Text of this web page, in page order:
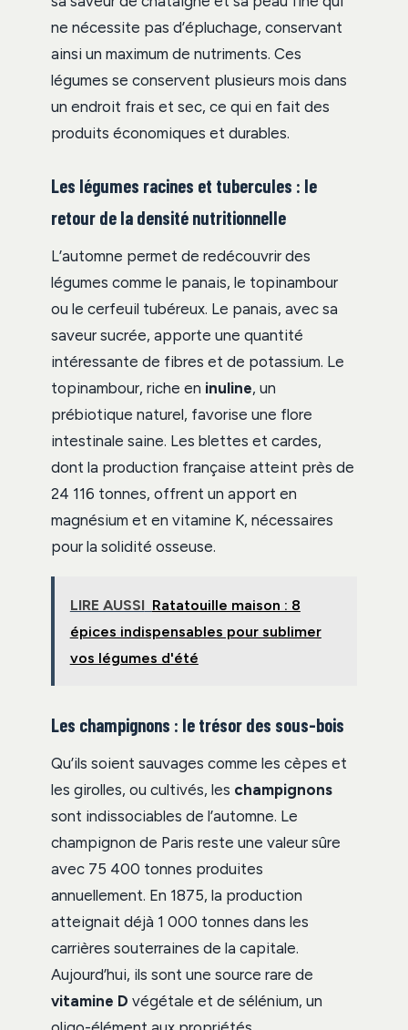
ne nécessite pas d’épluchage, conservant
ainsi un maximum de nutriments. Ces
légumes se conservent plusieurs mois dans
un endroit frais et sec, ce qui en fait des
produits économiques et durables.
Les légumes racines et tubercules : le
retour de la densité nutritionnelle
L’automne permet de redécouvrir des
légumes comme le panais, le topinambour
ou le cerfeuil tubéreux. Le panais, avec sa
saveur sucrée, apporte une quantité
intéressante de fibres et de potassium. Le
topinambour, riche en inuline, un
prébiotique naturel, favorise une flore
intestinale saine. Les blettes et cardes,
dont la production française atteint près de
24 116 tonnes, offrent un apport en
magnésium et en vitamine K, nécessaires
pour la solidité osseuse.
LIRE AUSSI Ratatouille maison : 8
épices indispensables pour sublimer
vos légumes d'été
Les champignons : le trésor des sous-bois
Qu’ils soient sauvages comme les cèpes et
les girolles, ou cultivés, les champignons
sont indissociables de l’automne. Le
champignon de Paris reste une valeur sûre
avec 75 400 tonnes produites
annuellement. En 1875, la production
atteignait déjà 1 000 tonnes dans les
carrières souterraines de la capitale.
Aujourd’hui, ils sont une source rare de
vitamine D végétale et de sélénium, un